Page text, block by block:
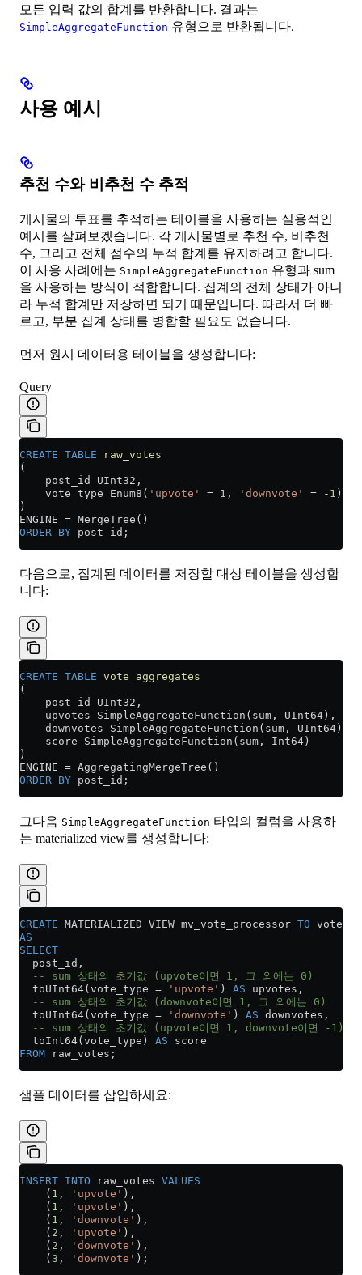
모든 입력 값의 합계를 반환합니다. 결과는
SimpleAggregateFunction 유형으로 반환됩니다.
사용 예시
추천 수와 비추천 수 추적
게시물의 투표를 추적하는 테이블을 사용하는 실용적인
예시를 살펴보겠습니다. 각 게시물별로 추천 수, 비추천
수, 그리고 전체 점수의 누적 합계를 유지하려고 합니다.
이 사용 사례에는 SimpleAggregateFunction 유형과 sum
을 사용하는 방식이 적합합니다. 집계의 전체 상태가 아니
라 누적 합계만 저장하면 되기 때문입니다. 따라서 더 빠
르고, 부분 집계 상태를 병합할 필요도 없습니다.
먼저 원시 데이터용 테이블을 생성합니다:
Query
CREATE TABLE raw_votes
(
    post_id UInt32,
    vote_type Enum8(
'upvote' = 1 , 'downvote' = - 1 )
)
ENGINE = MergeTree()
ORDER BY post_id;
다음으로, 집계된 데이터를 저장할 대상 테이블을 생성합
니다:
CREATE TABLE vote_aggregates
(
    post_id UInt32,
    upvotes SimpleAggregateFunction(sum, UInt64),
    downvotes SimpleAggregateFunction(sum, UInt64),
    score SimpleAggregateFunction(sum, Int64)
)
ENGINE = AggregatingMergeTree()
ORDER BY post_id;
그다음 SimpleAggregateFunction 타입의 컬럼을 사용하
는 materialized view를 생성합니다:
CREATE MATERIALIZED VIEW mv_vote_processor TO
AS
SELECT
  post_id,
  -- sum 상태의 초기값 (upvote이면 1, 그 외에는 0)
  toUInt64(vote_type
= 'upvote' ) AS upvotes,
  -- sum 상태의 초기값 (downvote이면 1, 그 외에는 0)
  toUInt64(vote_type
= 'downvote' ) AS downvotes,
  -- sum 상태의 초기값 (upvote이면 1, downvote이면 -1)
  toInt64(vote_type)
AS score
FROM raw_votes;
샘플 데이터를 삽입하세요:
INSERT INTO raw_votes VALUES
    (
1 , 'upvote' ),
    (
1 , 'upvote' ),
    (
1 , 'downvote' ),
    (
2 , 'upvote' ),
    (
2 , 'downvote' ),
    (
3 , 'downvote' );